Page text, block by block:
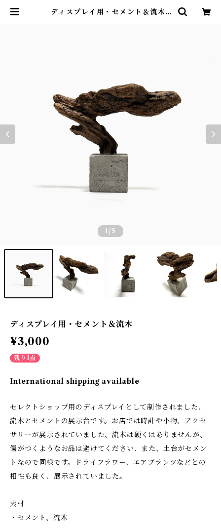
ディスプレイ用・セメント＆流木 |
1 /5
ディスプレイ用・セメント＆流木
¥3,000
残り1点
International shipping available
セレクトショップ用のディスプレイとして制作されました、
流木とセメントの展示台です。お店では時計や小物、アクセ
サリーが展示されていました、流木は硬くはありませんが、
傷がつくようなお品は避けてください、また、土台がセメン
トなので同様です。ドライフラワー、エアプランツなどとの
相性も良く、展示されていました。
素材
・セメント、流木